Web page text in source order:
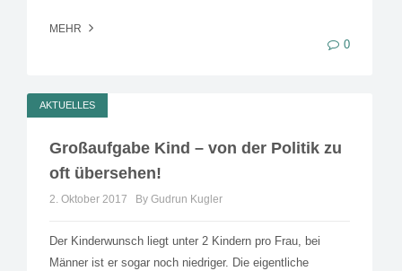
MEHR
0
AKTUELLES
Großaufgabe Kind – von der Politik zu
oft übersehen!
2. Oktober 2017 By Gudrun Kugler
Der Kinderwunsch liegt unter 2 Kindern pro Frau, bei
Männer ist er sogar noch niedriger. Die eigentliche